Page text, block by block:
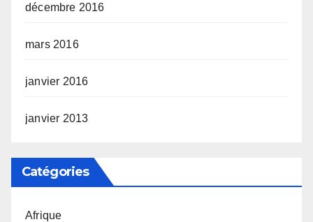
décembre 2016
mars 2016
janvier 2016
janvier 2013
Catégories
Afrique